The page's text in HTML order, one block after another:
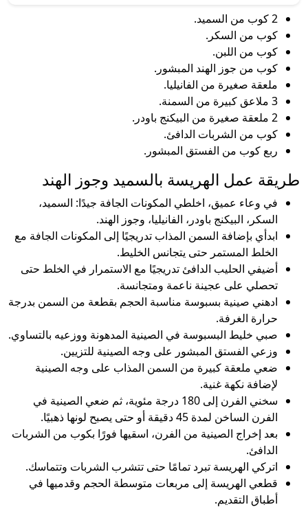
2 كوب من السميد.
كوب من السكر.
كوب من اللبن.
كوب من جوز الهند المبشور.
ملعقة صغيرة من الفانيليا.
3 ملاعق كبيرة من السمنة.
2 ملعقة صغيرة من البيكنج باودر.
كوب من الشربات الدافئ.
ربع كوب من الفستق المبشور.
طريقة عمل الهريسة بالسميد وجوز الهند
في وعاء عميق، اخلطي المكونات الجافة جيدًا: السميد،
السكر، البيكنج باودر، الفانيليا، وجوز الهند.
ابدأي بإضافة السمن المذاب تدريجيًا إلى المكونات الجافة مع
الخلط المستمر حتى يتجانس الخليط.
أضيفي الحليب الدافئ تدريجيًا مع الاستمرار في الخلط حتى
تحصلي على عجينة ناعمة ومتجانسة.
ادهني صينية بسبوسة مناسبة الحجم بقطعة من السمن بدرجة
حرارة الغرفة.
صبي خليط البسبوسة في الصينية المدهونة ووزعيه بالتساوي.
وزعي الفستق المبشور على وجه الصينية للتزيين.
ضعي ملعقة كبيرة من السمن المذاب على وجه الصينية
لإضافة نكهة غنية.
سخني الفرن إلى 180 درجة مئوية، ثم ضعي الصينية في
الفرن الساخن لمدة 45 دقيقة أو حتى يصبح لونها ذهبيًا.
بعد إخراج الصينية من الفرن، اسقيها فورًا بكوب من الشربات
الدافئ.
اتركي الهريسة تبرد تمامًا حتى تتشرب الشربات وتتماسك.
قطعي الهريسة إلى مربعات متوسطة الحجم وقدميها في
أطباق التقديم.